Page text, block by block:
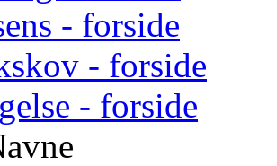
- forside
- forside
- forside